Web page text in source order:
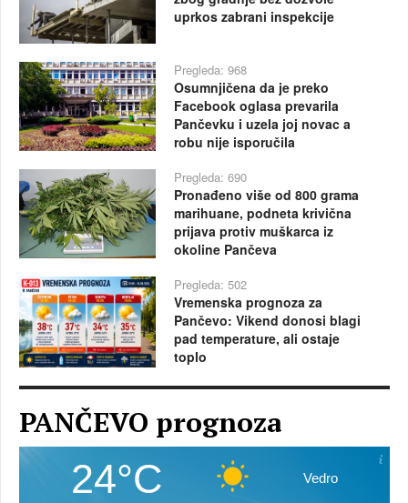
uprkos zabrani inspekcije
Pregleda: 968
Osumnjičena da je preko
Facebook oglasa prevarila
Pančevku i uzela joj novac a
robu nije isporučila
Pregleda: 690
Pronađeno više od 800 grama
marihuane, podneta krivična
prijava protiv muškarca iz
okoline Pančeva
Pregleda: 502
Vremenska prognoza za
Pančevo: Vikend donosi blagi
pad temperature, ali ostaje
toplo
PANČEVO prognoza
24°C Vedro